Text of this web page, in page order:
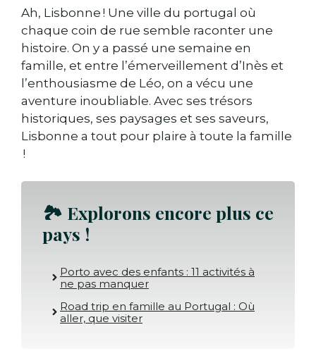
yeux
🏰 Sintra : des palais féériques à explorer
🚋 Le tram 28 : une balade rétro
🏞️ Parque Eduardo VII : une pause
nature
🎨 Le musée de la Marionnette : ludique
et interactif
🏖️ Les plages de Cascais : un moment
en action
saveurs
Ah, Lisbonne ! Une ville du portugal où
chaque coin de rue semble raconter une
histoire. On y a passé une semaine en
famille, et entre l’émerveillement d’Inès et
l’enthousiasme de Léo, on a vécu une
aventure inoubliable. Avec ses trésors
historiques, ses paysages et ses saveurs,
Lisbonne a tout pour plaire à toute la famille
!
🏞️ Explorons encore plus ce
pays !
Porto avec des enfants : 11 activités à
ne pas manquer
Road trip en famille au Portugal : Où
aller, que visiter